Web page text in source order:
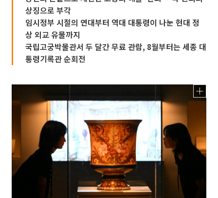
상징으로 부각
임시정부 시절의 연대부터 역대 대통령이 나눈 현대 정
상 외교 유물까지
국립고궁박물관서 두 달간 무료 관람, 8월부터는 세종 대
통령기록관 순회전